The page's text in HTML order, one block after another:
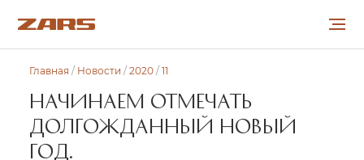
О КОМПАНИИ
ПРОЕКТЫ
Главная / Новости / 2020 / 11
НАЧИНАЕМ ОТМЕЧАТЬ
ДОЛГОЖДАННЫЙ НОВЫЙ
ГОД.